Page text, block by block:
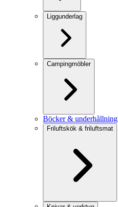
Liggunderlag
Campingmöbler
Böcker & underhållning
Friluftskök & friluftsmat